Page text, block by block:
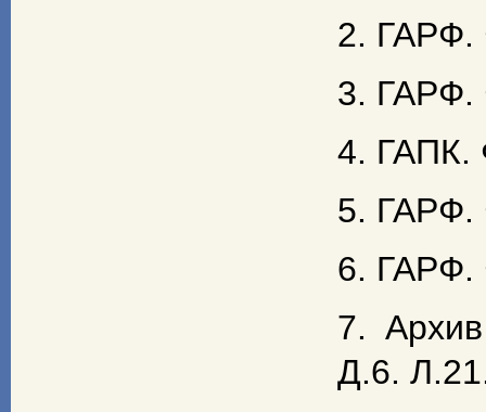
2. ГАРФ.
3. ГАРФ.
4. ГАПК.
5. ГАРФ.
6. ГАРФ.
7.
Д.6.